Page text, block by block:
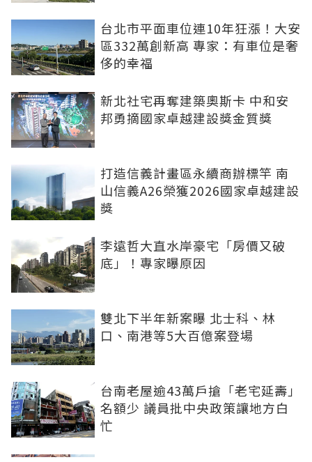
台北市平面車位連10年狂漲！大安
區332萬創新高 專家：有車位是奢
侈的幸福
新北社宅再奪建築奧斯卡 中和安
邦勇摘國家卓越建設獎金質獎
打造信義計畫區永續商辦標竿 南
山信義A26榮獲2026國家卓越建設
獎
李遠哲大直水岸豪宅「房價又破
底」！專家曝原因
雙北下半年新案曝 北士科、林
口、南港等5大百億案登場
台南老屋逾43萬戶搶「老宅延壽」
名額少 議員批中央政策讓地方白
忙